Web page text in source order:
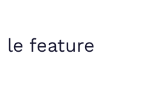
le feature